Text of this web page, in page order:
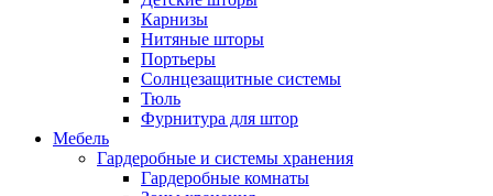
Карнизы
Нитяные шторы
Портьеры
Солнцезащитные системы
Тюль
Фурнитура для штор
Мебель
Гардеробные и системы хранения
Гардеробные комнаты